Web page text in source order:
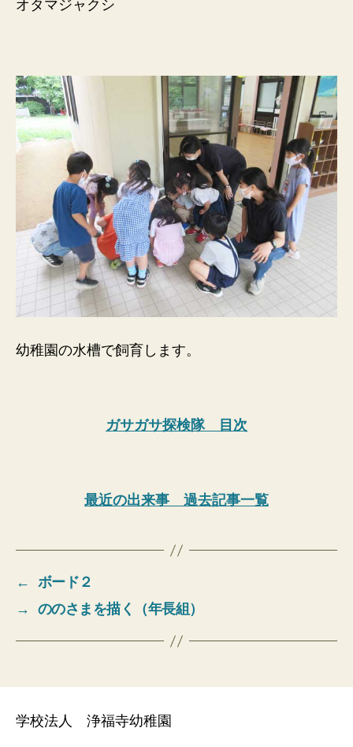
オタマジャクシ
幼稚園の水槽で飼育します。
ガサガサ探検隊 目次
最近の出来事 過去記事一覧
←
ボード２
→
ののさまを描く（年長組）
学校法人 浄福寺幼稚園